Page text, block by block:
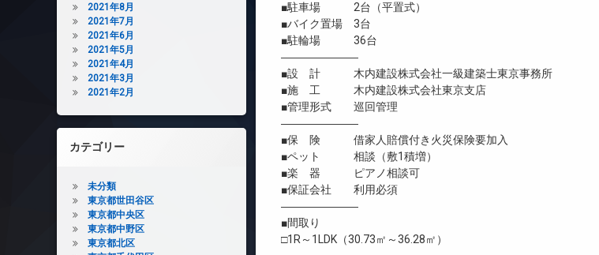
■駐車場 2台（平置式）
■バイク置場 3台
■駐輪場 36台
―――――――
■設 計 木内建設株式会社一級建築士東京事務所
■施 工 木内建設株式会社東京支店
■管理形式 巡回管理
―――――――
■保 険 借家人賠償付き火災保険要加入
■ペット 相談（敷1積増）
■楽 器 ピアノ相談可
■保証会社 利用必須
―――――――
■間取り
□1R～1LDK（30.73㎡～36.28㎡）
2021年8月
2021年7月
2021年6月
2021年5月
2021年4月
2021年3月
2021年2月
カテゴリー
未分類
東京都世田谷区
東京都中央区
東京都中野区
東京都北区